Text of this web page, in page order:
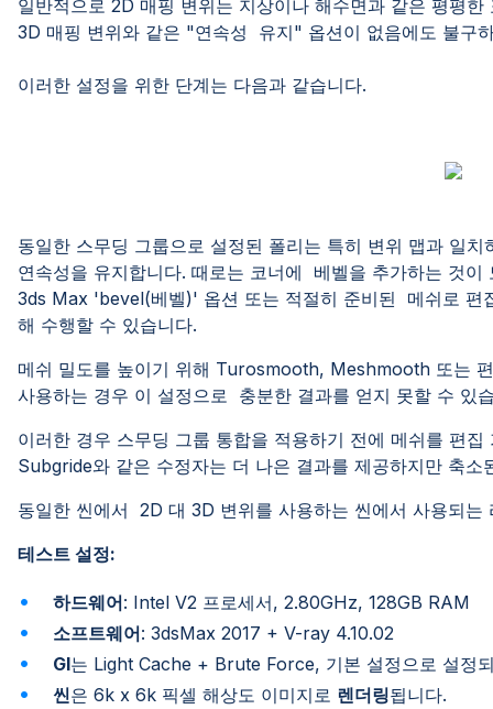
일반적으로 2D 매핑 변위는 지상이나 해수면과 같은 평평
3D 매핑 변위와 같은 "연속성 유지" 옵션이 없음에도 불구
이러한 설정을 위한 단계는 다음과 같습니다.
동일한 스무딩 그룹으로 설정된 폴리는 특히 변위 맵과 일
연속성을 유지합니다. 때로는 코너에 베벨을 추가하는 것
3ds Max 'bevel(베벨)' 옵션 또는 적절히 준비된 메쉬로
해 수행할 수 있습니다.
메쉬 밀도를 높이기 위해 Turosmooth, Meshmooth 또는
사용하는 경우 이 설정으로 충분한 결과를 얻지 못할 수
이러한 경우 스무딩 그룹 통합을 적용하기 전에 메쉬를 편
Subgride와 같은 수정자는 더 나은 결과를 제공하지만 축
동일한 씬에서 2D 대 3D 변위를 사용하는 씬에서 사용되는
테스트 설정:
하드웨어: Intel V2 프로세서, 2.80GHz, 128GB RAM
소프트웨어: 3dsMax 2017 + V-ray 4.10.02
GI는 Light Cache + Brute Force, 기본 설정으로 설정
씬은 6k x 6k 픽셀 해상도 이미지로 렌더링됩니다.